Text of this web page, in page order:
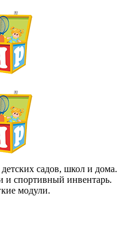
садов, школ и дома.
и спортивный инвентарь.
модули.